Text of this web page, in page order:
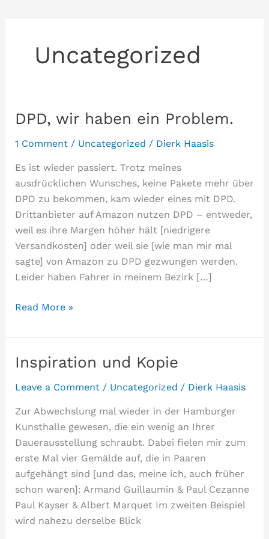
Uncategorized
DPD, wir haben ein Problem.
1 Comment / Uncategorized / Dierk Haasis
Es ist wieder passiert. Trotz meines
ausdrücklichen Wunsches, keine Pakete mehr über
DPD zu bekommen, kam wieder eines mit DPD.
Drittanbieter auf Amazon nutzen DPD – entweder,
weil es ihre Margen höher hält [niedrigere
Versandkosten] oder weil sie [wie man mir mal
sagte] von Amazon zu DPD gezwungen werden.
Leider haben Fahrer in meinem Bezirk […]
DPD,
haben
Problem.
Read More »
Inspiration und Kopie
Leave a Comment / Uncategorized / Dierk Haasis
Zur Abwechslung mal wieder in der Hamburger
Kunsthalle gewesen, die ein wenig an Ihrer
Dauerausstellung schraubt. Dabei fielen mir zum
erste Mal vier Gemälde auf, die in Paaren
aufgehängt sind [und das, meine ich, auch früher
schon waren]: Armand Guillaumin & Paul Cezanne
Paul Kayser & Albert Marquet Im zweiten Beispiel
wird nahezu derselbe Blick